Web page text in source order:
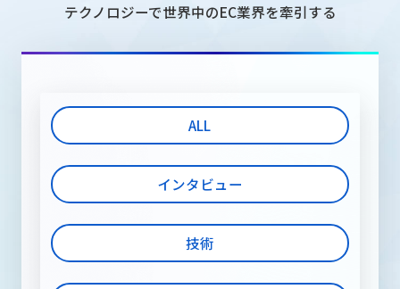
メディア
RECRUIT INFORMATION
採用情報
テクノロジーで世界中のEC業界を牽引する
ALL
インタビュー
技術